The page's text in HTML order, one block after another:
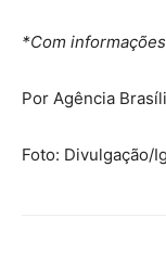
*Com
Por Agência
Foto: Divulgação/